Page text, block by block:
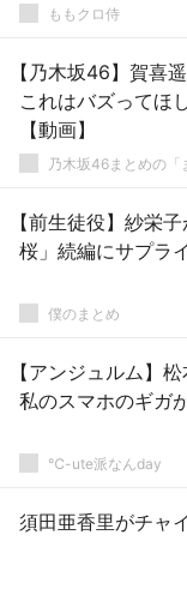
ももクロ侍
【乃木坂46】賀喜
これはバズってほ
【動画】
乃木坂46まとめの「
【前生徒役】紗栄
桜」続編にサプラ
僕のまとめ
【アンジュルム】
私のスマホのギガ
℃-ute派なんday
須田亜香里がチャ